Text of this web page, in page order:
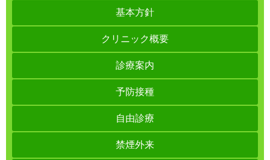
基本方針
クリニック概要
診療案内
予防接種
自由診療
禁煙外来